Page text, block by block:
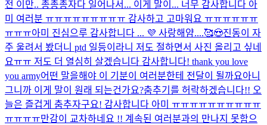
전 이만.. 총총총자다 일어나서... 이게 말이... 너무 감사합니다 아
미 여러분 ㅠㅠㅠㅠㅠㅠㅠㅠㅠ 감사하고 고마워요 ㅠㅠㅠㅠㅠㅠ
ㅠㅠㅠ아미 진심으루 감사합니다 ... 💜 사랑해얌....🥰😍진동이 자
주 울려서 봤더니 ptd 일등이라니 저도 절하면서 사진 올리고 싶네
요ㅠㅠ 저도 더 열심히 살겠습니다 감사합니다! thank you love
you army어떤 말을해야 이 기분이 여러분한테 전달이 될까요아니
그니까 이게 말이 원래 되는건가요?춤추기를 허락하겠습니다!! 오
늘은 즐겁게 춤추자구요! 감사합니다 아미 ㅠㅠㅠㅠㅠㅠㅠㅠㅠㅠ
ㅠㅠㅠㅠ만감이 교차하네요 !! 계속된 여러분과의 만나지 못함으